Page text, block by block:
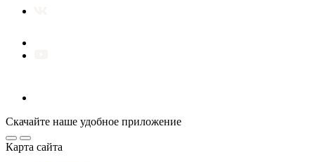
Скачайте наше удобное приложение
Карта сайта